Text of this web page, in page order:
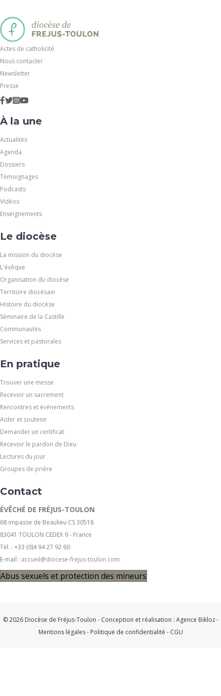
Actes de catholicité
Nous contacter
Newsletter
Presse
À la une
Actualités
Agenda
Dossiers
Témoignages
Podcasts
Vidéos
Enseignements
Le diocèse
La mission du diocèse
L'évêque
Organisation du diocèse
Territoire diocésain
Histoire du diocèse
Séminaire de la Castille
Communautés
Services et pastorales
En pratique
Trouver une messe
Recevoir un sacrement
Rencontres et événements
Aider et soutenir
Demander un certificat
Recevoir le pardon de Dieu
Lectures du jour
Groupes de prière
Contact
ÉVÊCHÉ DE FRÉJUS-TOULON
68 impasse de Beaulieu CS 30518
83041 TOULON CEDEX 9 - France
Tél. : +33 (0)4 94 27 92 60
E-mail : accueil@diocese-frejus-toulon.com
Abus sexuels et protection des mineurs
© 2026 Diocèse de Fréjus-Toulon - Conception et réalisation : Agence Bikloz-
Mentions légales- Politique de confidentialité - CGU